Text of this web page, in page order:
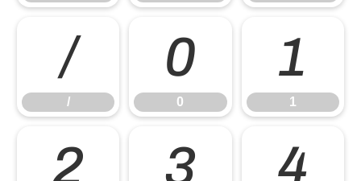
/
/
0
0
1
1
2 3 4